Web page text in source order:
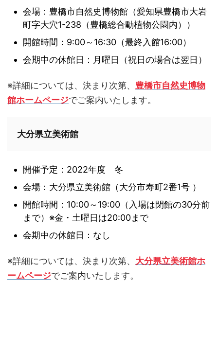
会場：豊橋市自然史博物館（愛知県豊橋市大岩
町字大穴1-238（豊橋総合動植物公園内））
開館時間：9:00～16:30（最終入館16:00）
会期中の休館日：月曜日（祝日の場合は翌日）
※詳細については、決まり次第、 豊橋市自然史博物
館ホームページでご案内いたします。
大分県立美術館
開催予定：2022年度 冬
会場：大分県立美術館（大分市寿町2番1号 ）
開館時間：10:00～19:00（入場は閉館の30分前
まで）※金・土曜日は20:00まで
会期中の休館日：なし
※詳細については、決まり次第、 大分県立美術館ホ
ームページでご案内いたします。